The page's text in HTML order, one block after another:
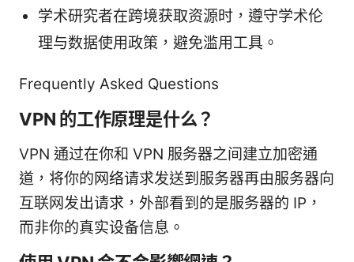
学术研究者在跨境获取资源时，遵守学术伦
理与数据使用政策，避免滥用工具。
Frequently Asked Questions
VPN 的工作原理是什么？
VPN 通过在你和 VPN 服务器之间建立加密通
道，将你的网络请求发送到服务器再由服务器向
互联网发出请求，外部看到的是服务器的 IP，
而非你的真实设备信息。